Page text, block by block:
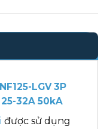
LGV 3P
32A 50kA
được sử dụng